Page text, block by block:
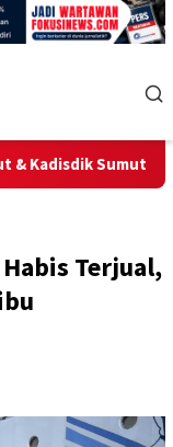
Hentikan
Terjual,